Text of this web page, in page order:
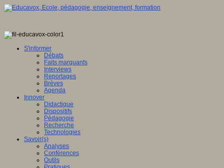
S'informer
Débats
Faits marquants
Interviews
Reportages
Brèves
Agenda
Innover
Didactique
Dispositifs
Pédagogie
Recherche
Technologies
Savoir(s)
Analyses
Conférences
Outils